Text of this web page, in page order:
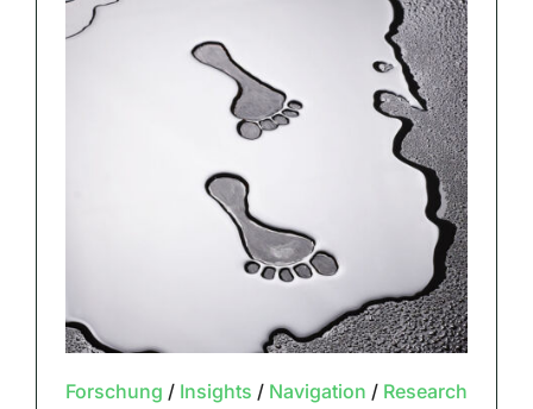
Forschung / Insights / Navigation / Research